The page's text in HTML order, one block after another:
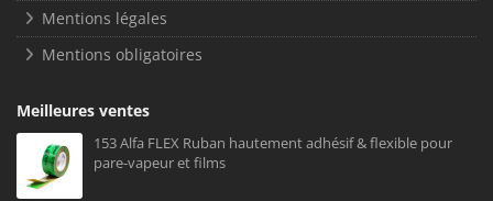
Mentions légales
Mentions obligatoires
Meilleures ventes
153 Alfa FLEX Ruban hautement adhésif & flexible pour
pare-vapeur et films